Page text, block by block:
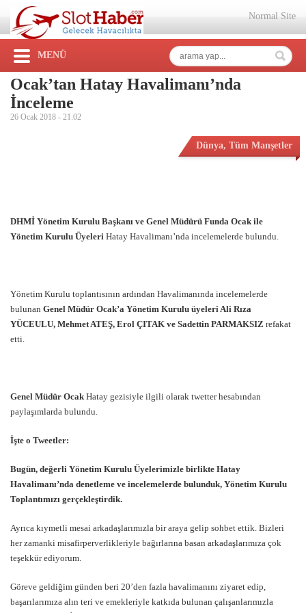
Normal Site
MENÜ
Ocak’tan Hatay Havalimanı’nda
İnceleme
26 Ocak 2018 - 21:02
Dünya, Tüm Manşetler
DHMİ Yönetim Kurulu Başkanı ve Genel Müdürü Funda Ocak ile
Yönetim Kurulu Üyeleri Hatay Havalimanı’nda incelemelerde bulundu.
Yönetim Kurulu toplantısının ardından Havalimanında incelemelerde
bulunan Genel Müdür Ocak’a Yönetim Kurulu üyeleri Ali Rıza
YÜCEULU, Mehmet ATEŞ, Erol ÇITAK ve Sadettin PARMAKSIZ refakat
etti.
Genel Müdür Ocak Hatay gezisiyle ilgili olarak twetter hesabından
paylaşımlarda bulundu.
İşte o Tweetler:
Bugün, değerli Yönetim Kurulu Üyelerimizle birlikte Hatay
Havalimanı’nda denetleme ve incelemelerde bulunduk, Yönetim Kurulu
Toplantımızı gerçekleştirdik.
Ayrıca kıymetli mesai arkadaşlarımızla bir araya gelip sohbet ettik. Bizleri
her zamanki misafirperverlikleriyle bağırlarına basan arkadaşlarımıza çok
teşekkür ediyorum.
Göreve geldiğim günden beri 20’den fazla havalimanını ziyaret edip,
başarılarımıza alın teri ve emekleriyle katkıda bulunan çalışanlarımızla